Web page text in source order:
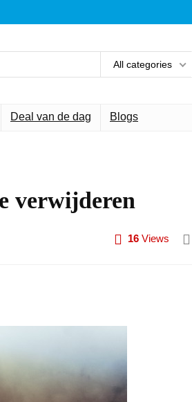
All categories
Deal van de dag Blogs
verwijderen
16 Views